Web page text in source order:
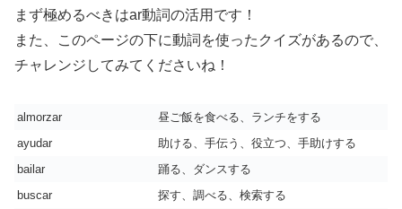
まず極めるべきはar動詞の活用です！
また、このページの下に動詞を使ったクイズがあるので、
チャレンジしてみてくださいね！
almorzar
昼ご飯を食べる、ランチをする
ayudar
助ける、手伝う、役立つ、手助けする
bailar
踊る、ダンスする
buscar
探す、調べる、検索する